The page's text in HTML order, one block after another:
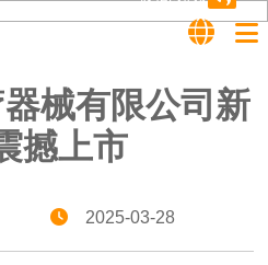
械有限公司新
撼上市
2025-03-28